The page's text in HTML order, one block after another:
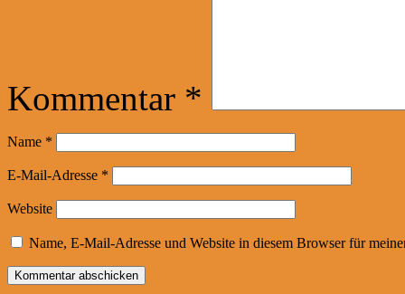
Kommentar *
Name *
E-Mail-Adresse *
Website
Name, E-Mail-Adresse und Website in diesem Browser für